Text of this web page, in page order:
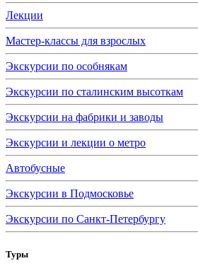
Лекции
Мастер-классы для взрослых
Экскурсии по особнякам
Экскурсии по сталинским высоткам
Экскурсии на фабрики и заводы
Экскурсии и лекции о метро
Автобусные
Экскурсии в Подмосковье
Экскурсии по Санкт-Петербургу
Туры